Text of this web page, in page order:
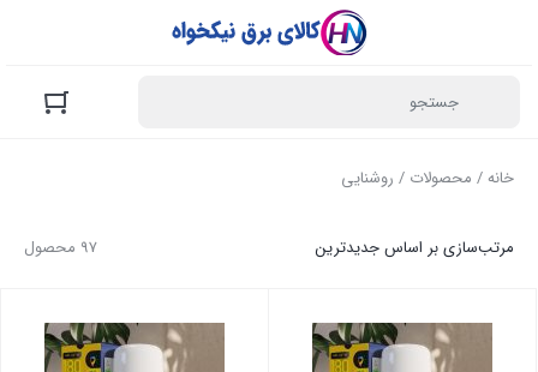
خانه/ محصولات / روشنایی
97 محصول مرتب‌سازی بر اساس جدیدترین